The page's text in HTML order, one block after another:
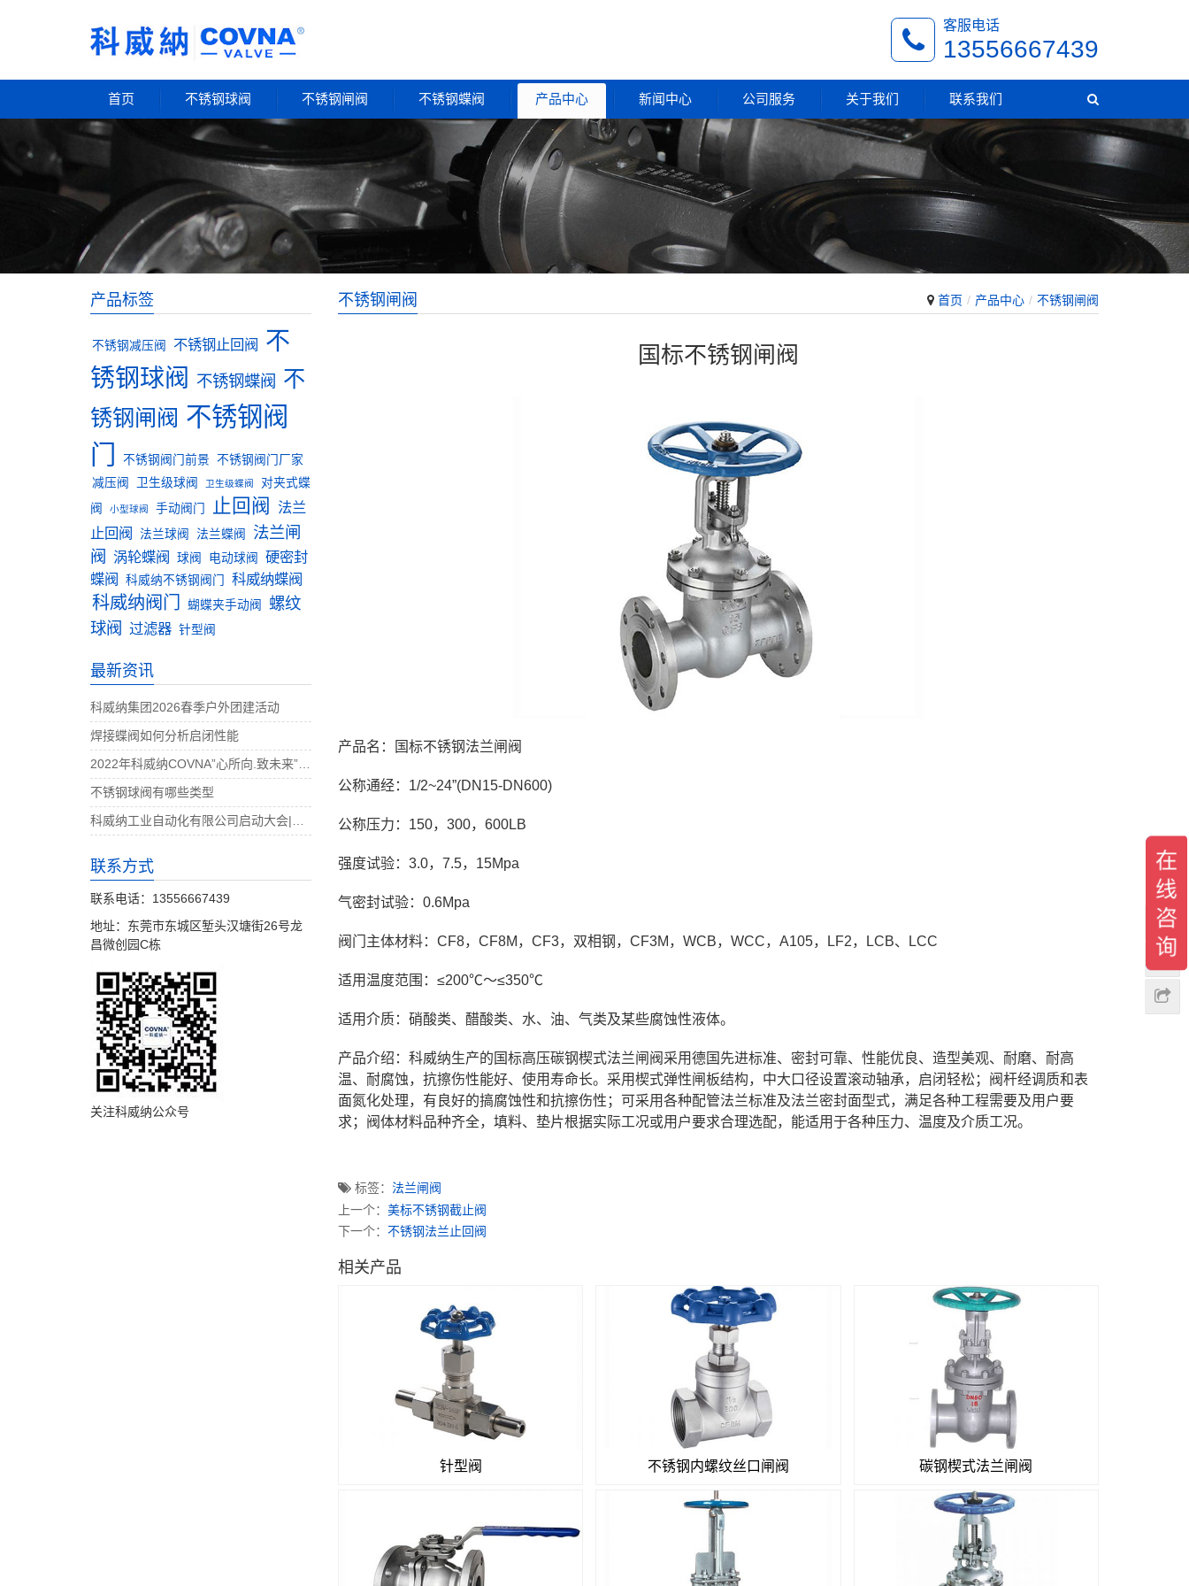
客服电话
13556667439
首页 不锈钢球阀 不锈钢闸阀 不锈钢蝶阀 产品中心 新闻中心 公司服务 关于我们 联系我们
首页 产品中心 不锈钢闸阀
不锈钢闸阀
国标不锈钢闸阀
产品名：国标不锈钢法兰闸阀
公称通经：1/2~24”(DN15-DN600)
公称压力：150，300，600LB
强度试验：3.0，7.5，15Mpa
气密封试验：0.6Mpa
阀门主体材料：CF8，CF8M，CF3，双相钢，CF3M，WCB，WCC，A105，LF2，LCB、LCC
适用温度范围：≤200℃～≤350℃
适用介质：硝酸类、醋酸类、水、油、气类及某些腐蚀性液体。
产品介绍：科威纳生产的国标高压碳钢楔式法兰闸阀采用德国先进标准、密封可靠、性能优良、造型美观、耐磨、耐高
温、耐腐蚀，抗擦伤性能好、使用寿命长。采用楔式弹性闸板结构，中大口径设置滚动轴承，启闭轻松；阀杆经调质和表
面氮化处理，有良好的搞腐蚀性和抗擦伤性；可采用各种配管法兰标准及法兰密封面型式，满足各种工程需要及用户要
求；阀体材料品种齐全，填料、垫片根据实际工况或用户要求合理选配，能适用于各种压力、温度及介质工况。
标签： 法兰闸阀
上一个： 美标不锈钢截止阀
下一个： 不锈钢法兰止回阀
相关产品
针型阀 不锈钢内螺纹丝口闸阀 碳钢楔式法兰闸阀
产品标签
不锈钢减压阀 不锈钢止回阀
不
锈钢球阀
不锈钢蝶阀 不
锈钢闸阀 不锈钢阀
门
不锈钢阀门前景 不锈钢阀门厂家
减压阀
卫生级球阀 卫生级蝶阀
对夹式蝶
阀
小型球阀 手动阀门 止回阀
法兰
止回阀
法兰球阀 法兰蝶阀
法兰闸
阀 涡轮蝶阀 球阀 电动球阀
硬密封
蝶阀
科威纳不锈钢阀门 科威纳蝶阀
科威纳阀门 蝴蝶夹手动阀
螺纹
球阀 过滤器 针型阀
最新资讯
科威纳集团2026春季户外团建活动
焊接蝶阀如何分析启闭性能
不锈钢球阀有哪些类型
联系方式
联系电话：13556667439
地址：东莞市东城区堑头汉塘街26号龙
昌微创园C栋
关注科威纳公众号